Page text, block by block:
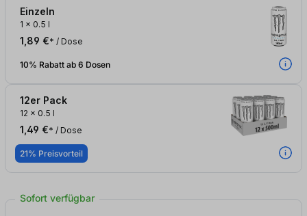
Einzeln
1 x 0.5 l
1,89 €* / Dose
10% Rabatt ab 6 Dosen
12er Pack
12 x 0.5 l
1,49 €* / Dose
21% Preisvorteil
Sofort verfügbar